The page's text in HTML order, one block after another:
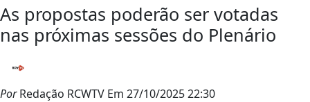
As propostas poderão ser votadas
nas próximas sessões do Plenário
PorRedação RCWTV Em 27/10/2025 22:30